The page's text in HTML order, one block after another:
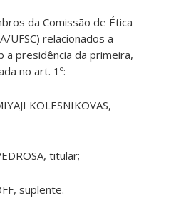
da Comissão de Ética
UFSC) relacionados a
a presidência da primeira,
no art. 1º:
KOLESNIKOVAS,
titular;
suplente.